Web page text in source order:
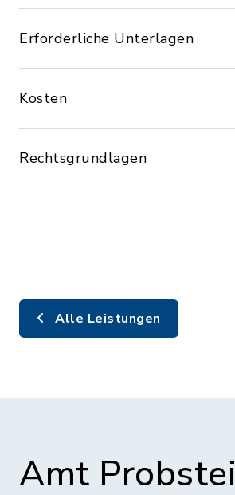
Erforderliche Unterlagen
Kosten
Rechtsgrundlagen
Alle Leistungen
Amt Probstei